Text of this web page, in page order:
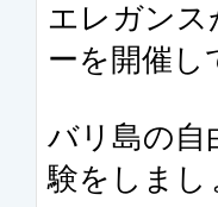
エレガンス
ーを開催し
バリ島の自
験をしまし